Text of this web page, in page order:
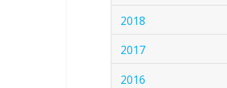
2018
2017
2016